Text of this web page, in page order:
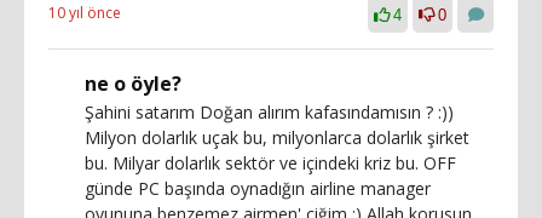
10 yıl önce 4 0
ne o öyle?
Şahini satarım Doğan alırım kafasındamısın ? :))
Milyon dolarlık uçak bu, milyonlarca dolarlık şirket
bu. Milyar dolarlık sektör ve içindeki kriz bu. OFF
günde PC başında oynadığın airline manager
oyununa benzemez airmen' ciğim :) Allah korusun